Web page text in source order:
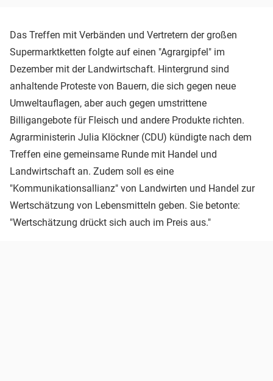
Das Treffen mit Verbänden und Vertretern der großen
Supermarktketten folgte auf einen "Agrargipfel" im
Dezember mit der Landwirtschaft. Hintergrund sind
anhaltende Proteste von Bauern, die sich gegen neue
Umweltauflagen, aber auch gegen umstrittene
Billigangebote für Fleisch und andere Produkte richten.
Agrarministerin Julia Klöckner (CDU) kündigte nach dem
Treffen eine gemeinsame Runde mit Handel und
Landwirtschaft an. Zudem soll es eine
"Kommunikationsallianz" von Landwirten und Handel zur
Wertschätzung von Lebensmitteln geben. Sie betonte:
"Wertschätzung drückt sich auch im Preis aus."